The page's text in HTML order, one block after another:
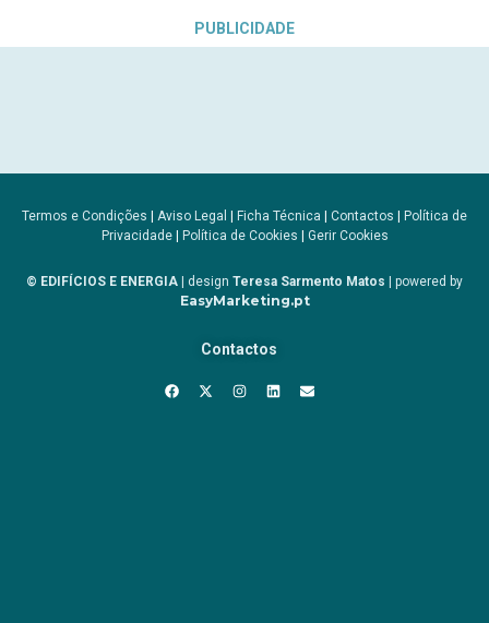
PUBLICIDADE
Termos e Condições | Aviso Legal | Ficha Técnica | Contactos | Política de
Privacidade| Política de Cookies | Gerir Cookies
© EDIFÍCIOS E ENERGIA | design Teresa Sarmento Matos | powered by
EasyMarketing.pt
Contactos